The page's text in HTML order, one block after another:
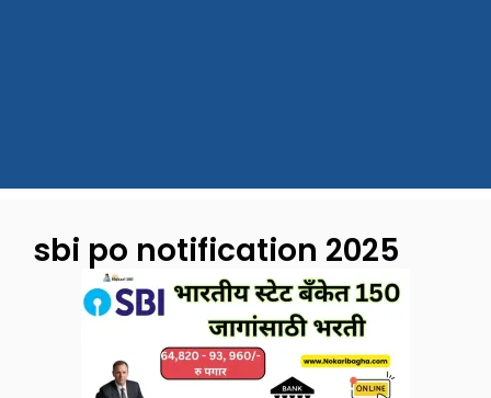
sbi po notification 2025